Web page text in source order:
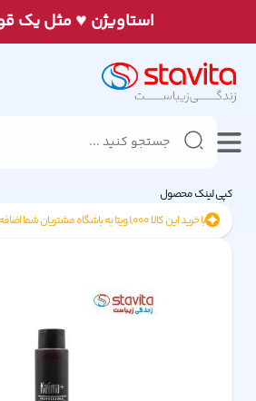
استاويژن ♥مثل يک قو
کپی لینک محصول
با خرید این کالا1,000ویتا به باشگاه مشتریان شما